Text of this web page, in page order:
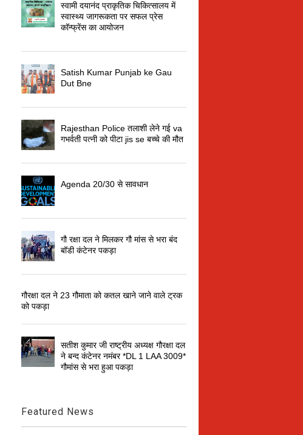
स्वामी दयानंद प्राकृतिक चिकित्सालय में
स्वास्थ्य जागरूकता पर सफल प्रेस
कॉन्फ्रेंस का आयोजन
Satish Kumar Punjab ke Gau
Dut Bne
Rajesthan Police तलाशी लेने गई va
गभर्वती पत्नी को पीटा jis se बच्चे की मौत
Agenda 20/30 से सावधान
गौ रक्षा दल ने मिलकर गौ मांस से भरा बंद
बॉडी कंटेनर पकड़ा
गौरक्षा दल ने 23 गौमाता को कतल खाने जाने वाले ट्रक
को पकड़ा
सतीश कुमार जी राष्ट्रीय अध्यक्ष गौरक्षा दल
ने बन्द कंटेनर नमंबर *DL 1 LAA 3009*
गौमांस से भरा हुआ पकड़ा
Featured News